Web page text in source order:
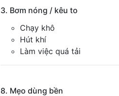
3. Bơm nóng / kêu to
Chạy khô
Hút khí
Làm việc quá tải
8. Mẹo dùng bền